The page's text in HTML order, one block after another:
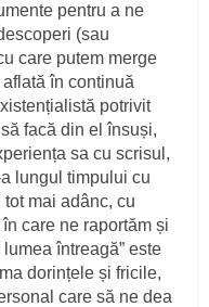
pentru a ne
(sau
care putem merge
în continuă
potrivit
facă din el însuși,
sa cu scrisul,
lungul timpului cu
mai adânc, cu
care ne raportăm și
întreagă” este
dorințele și fricile,
care să ne dea